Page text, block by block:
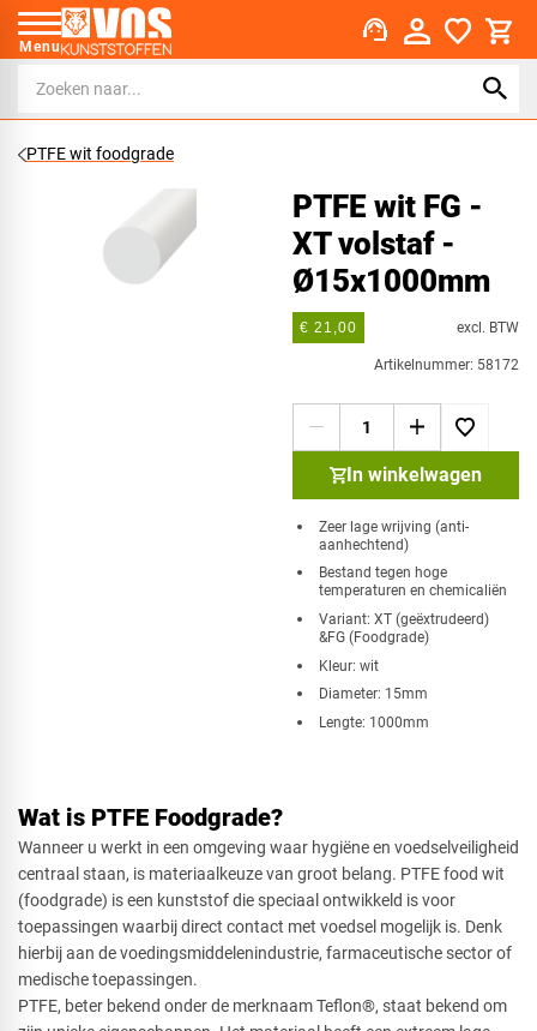
Menu support_agent
PTFE wit foodgrade
PTFE wit FG -
XT volstaf -
Ø15x1000mm
€ 21,00 excl. BTW
Artikelnummer: 58172
In winkelwagen
Zeer lage wrijving (anti-
aanhechtend)
Bestand tegen hoge
temperaturen en chemicaliën
Variant: XT (geëxtrudeerd)
&FG (Foodgrade)
Kleur: wit
Diameter: 15mm
Lengte: 1000mm
Wat is PTFE Foodgrade?
Wanneer u werkt in een omgeving waar hygiëne en voedselveiligheid
centraal staan, is materiaalkeuze van groot belang. PTFE food wit
(foodgrade) is een kunststof die speciaal ontwikkeld is voor
toepassingen waarbij direct contact met voedsel mogelijk is. Denk
hierbij aan de voedingsmiddelenindustrie, farmaceutische sector of
medische toepassingen.
PTFE, beter bekend onder de merknaam Teflon®, staat bekend om